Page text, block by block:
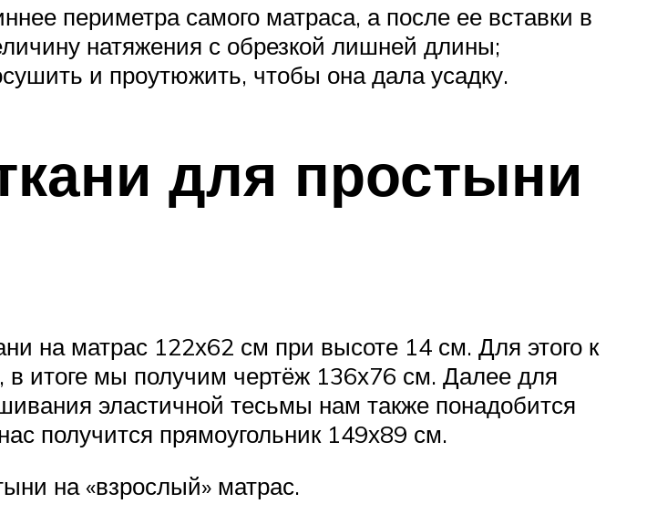
периметра самого матраса, а после ее вставки в
натяжения с обрезкой лишней длины;
и проутюжить, чтобы она дала усадку.
для простыни
на матрас 122х62 см при высоте 14 см. Для этого к
итоге мы получим чертёж 136х76 см. Далее для
эластичной тесьмы нам также понадобится
получится прямоугольник 149х89 см.
на «взрослый» матрас.